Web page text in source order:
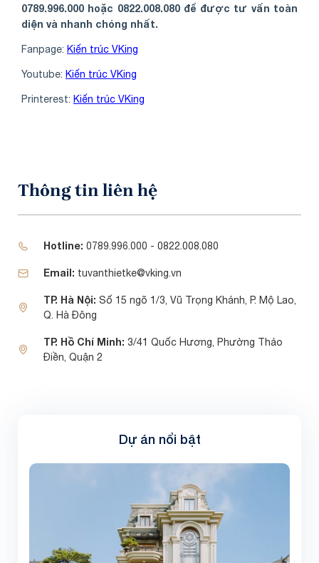
0789.996.000 hoặc 0822.008.080 để được tư vấn toàn
diện và nhanh chóng nhất.
Fanpage: Kiến trúc VKing
Youtube: Kiến trúc VKing
Printerest: Kiến trúc VKing
Thông tin liên hệ
Hotline: 0789.996.000 - 0822.008.080
Email: tuvanthietke@vking.vn
TP. Hà Nội: Số 15 ngõ 1/3, Vũ Trọng Khánh, P. Mộ Lao,
Q. Hà Đông
TP. Hồ Chí Minh: 3/41 Quốc Hương, Phường Thảo
Điền, Quận 2
Dự án nổi bật